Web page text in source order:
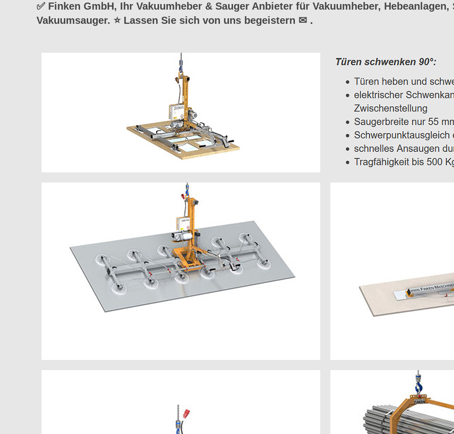
✅ Finken GmbH, Ihr Vakuumheber & Sauger Anbieter für Vakuumheber,
Vakuumsauger. ⭐ Lassen Sie sich von uns begeistern ✉ .